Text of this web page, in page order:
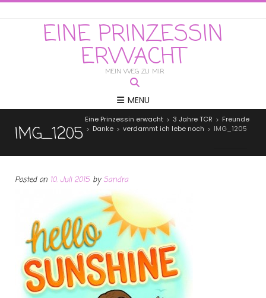
EINE PRINZESSIN
ERWACHT
MEIN WEG ZU MIR
MENU
IMG_1205
Eine Prinzessin erwacht > 3 Jahre TCR > Freunde
> Danke > verdammt ich lebe noch > IMG_1205
Posted on 10. Juli 2015 bySandra